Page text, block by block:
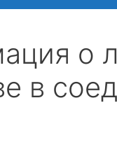
о
в